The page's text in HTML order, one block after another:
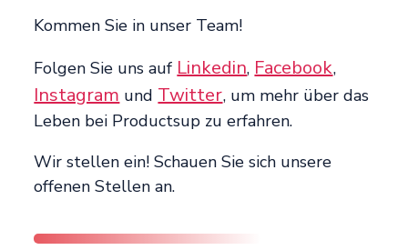
Kommen Sie in unser Team!
Folgen Sie uns auf Linkedin, Facebook,
Instagram und Twitter, um mehr über das
Leben bei Productsup zu erfahren.
Wir stellen ein! Schauen Sie sich unsere
offenen Stellen an.